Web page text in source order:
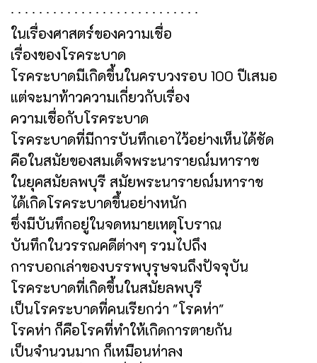
∙ ∙ ∙ ∙ ∙ ∙ ∙ ∙ ∙ ∙ ∙ ∙ ∙ ∙ ∙ ∙ ∙ ∙ ∙ ∙ ∙ ∙ ∙ ∙ ∙ ∙ ∙
ในเรื่องศาสตร์ของความเชื่อ
เรื่องของโรคระบาด
โรคระบาดมีเกิดขึ้นในครบวงรอบ 100 ปีเสมอ
แต่จะมาท้าวความเกี่ยวกับเรื่อง
ความเชื่อกับโรคระบาด
โรคระบาดที่มีการบันทึกเอาไว้อย่างเห็นได้ชัด
คือในสมัยของสมเด็จพระนารายณ์มหาราช
ในยุคสมัยลพบุรี สมัยพระนารายณ์มหาราช
ได้เกิดโรคระบาดขึ้นอย่างหนัก
ซึ่งมีบันทึกอยู่ในจดหมายเหตุโบราณ
บันทึกในวรรณคดีต่างๆ รวมไปถึง
การบอกเล่าของบรรพบุรุษจนถึงปัจจุบัน
โรคระบาดที่เกิดขึ้นในสมัยลพบุรี
เป็นโรคระบาดที่คนเรียกว่า "โรคห่า"
โรคห่า ก็คือโรคที่ทำให้เกิดการตายกัน
เป็นจำนวนมาก ก็เหมือนห่าลง